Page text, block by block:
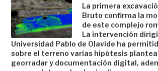
La primera
Bruto confirma la
de este complejo
La intervención
Universidad Pablo de Olavide ha
sobre el terreno varias hipótesis
georradar y documentación digital,